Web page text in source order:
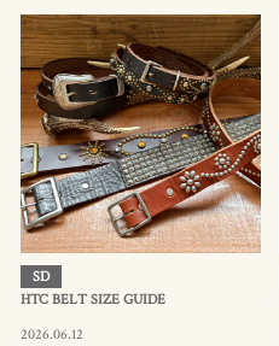
SD
HTC BELT SIZE GUIDE
2026.06.12